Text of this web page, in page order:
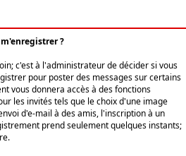
?
c'est à l'administrateur de décider si vous
pour poster des messages sur certains
vous donnera accès à des fonctions
les invités tels que le choix d'une image
d'e-mail à des amis, l'inscription à un
prend seulement quelques instants;